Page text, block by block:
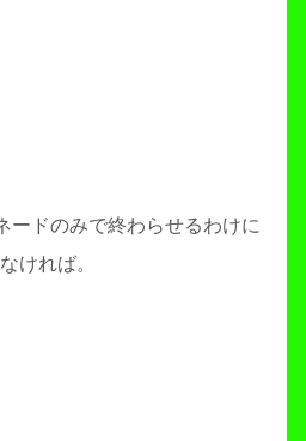
ードのみで終わらせるわけに
ければ。